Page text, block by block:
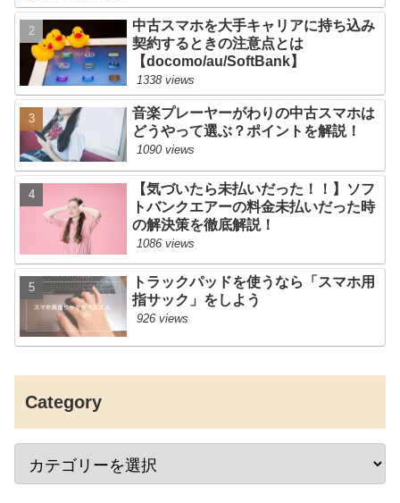
中古スマホを大手キャリアに持ち込み
契約するときの注意点とは
【docomo/au/SoftBank】
1338 views
音楽プレーヤーがわりの中古スマホは
どうやって選ぶ？ポイントを解説！
1090 views
【気づいたら未払いだった！！】ソフ
トバンクエアーの料金未払いだった時
の解決策を徹底解説！
1086 views
トラックパッドを使うなら「スマホ用
指サック」をしよう
926 views
Category